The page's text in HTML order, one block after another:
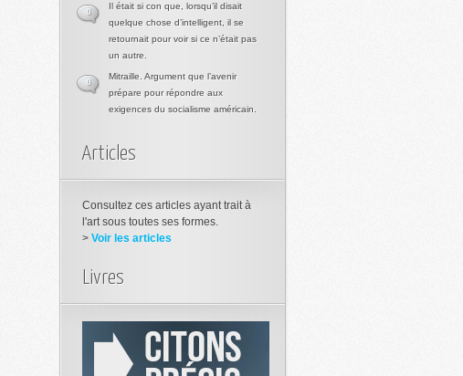
Il était si con que, lorsqu’il disait
quelque chose d’intelligent, il se
retournait pour voir si ce n’était pas
un autre.
0
Mitraille. Argument que l’avenir
prépare pour répondre aux
exigences du socialisme américain.
0
Articles
Consultez ces articles ayant trait à
l'art sous toutes ses formes.
> Voir les articles
Livres